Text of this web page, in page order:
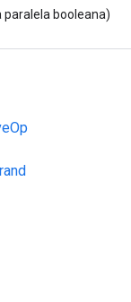
paralela booleana)